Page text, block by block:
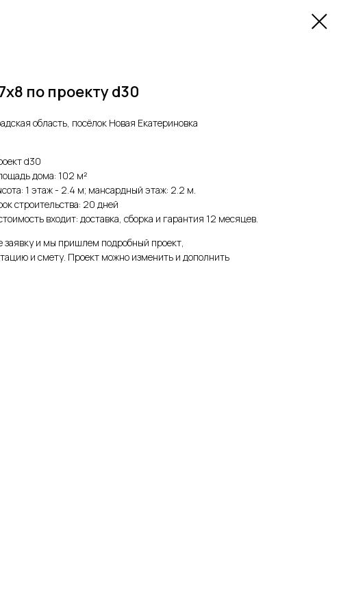
по проекту d30
область, посёлок Новая Екатериновка
d30
дома: 102 м²
1 этаж - 2.4 м; мансардный этаж: 2.2 м.
строительства: 20 дней
входит: доставка, сборка и гарантия 12 месяцев.
заявку и мы пришлем подробный проект,
и смету. Проект можно изменить и дополнить